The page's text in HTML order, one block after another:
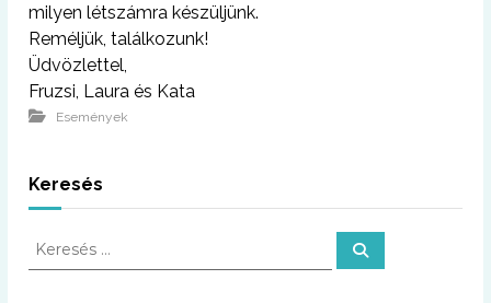
milyen létszámra készüljünk.
Reméljük, találkozunk!
Üdvözlettel,
Fruzsi, Laura és Kata
Események
Keresés
K
K